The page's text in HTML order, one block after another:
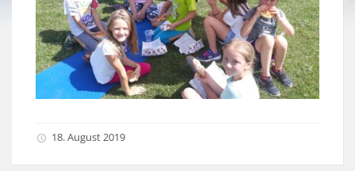
18. August 2019